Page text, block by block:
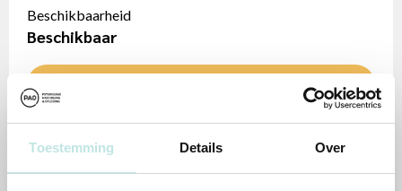
Toestemming Details Over
Beschikbaarheid
Beschikbaar
Toon planning